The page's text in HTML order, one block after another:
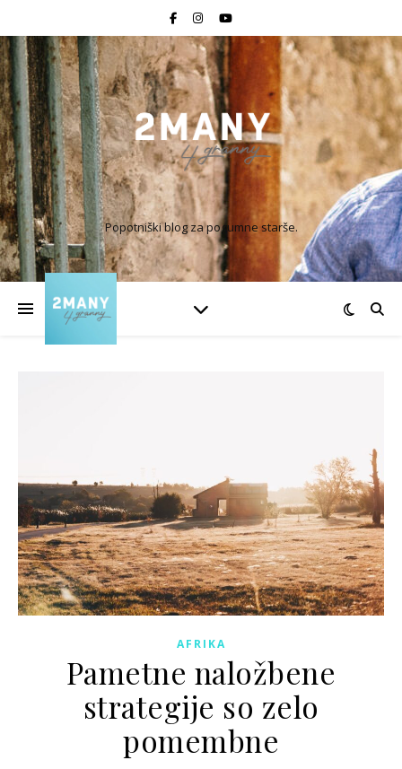
Popotniški blog za pogumne starše.
AFRIKA
Pametne naložbene
strategije so zelo
pomembne